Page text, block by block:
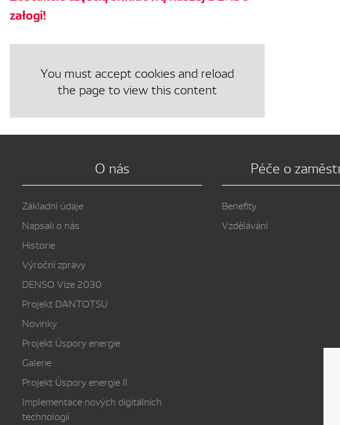
załogi!
You must accept cookies and reload
the page to view this content
O nás
Základní údaje
Napsali o nás
Historie
Výroční zprávy
DENSO Vize 2030
Projekt DANTOTSU
Novinky
Projekt Úspory energie
Galerie
Projekt Úspory energie II
Implementace nových digitálních
technologií
Péče o
Benefity
Vzdělávání